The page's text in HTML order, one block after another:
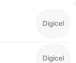
Digicel
Digicel